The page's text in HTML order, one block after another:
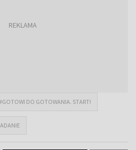
DO GOTOWANIA. START!